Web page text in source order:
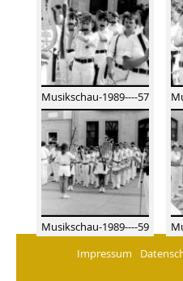
Musikschau-1989----57
Musikschau-1989----59
Impressum